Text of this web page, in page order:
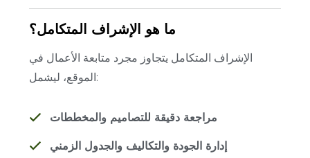
ما هو الإشراف المتكامل؟
الإشراف المتكامل يتجاوز مجرد متابعة الأعمال في
الموقع، ليشمل:
مراجعة دقيقة للتصاميم والمخططات
إدارة الجودة والتكاليف والجدول الزمني